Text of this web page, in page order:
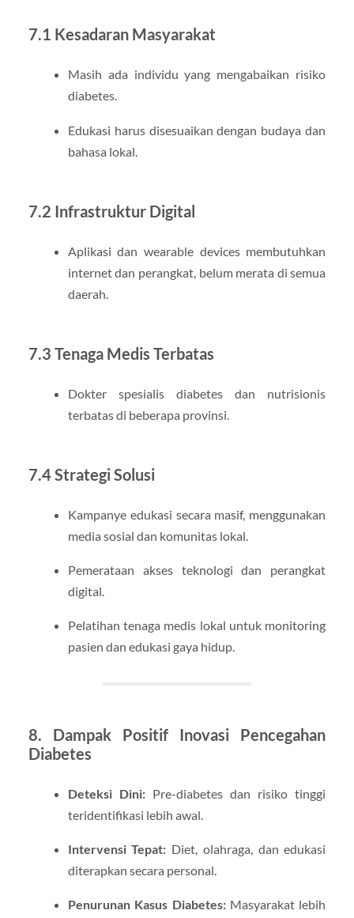
7.1 Kesadaran Masyarakat
Masih ada individu yang mengabaikan risiko
diabetes.
Edukasi harus disesuaikan dengan budaya dan
bahasa lokal.
7.2 Infrastruktur Digital
Aplikasi dan wearable devices membutuhkan
internet dan perangkat, belum merata di semua
daerah.
7.3 Tenaga Medis Terbatas
Dokter spesialis diabetes dan nutrisionis
terbatas di beberapa provinsi.
7.4 Strategi Solusi
Kampanye edukasi secara masif, menggunakan
media sosial dan komunitas lokal.
Pemerataan akses teknologi dan perangkat
digital.
Pelatihan tenaga medis lokal untuk monitoring
pasien dan edukasi gaya hidup.
8. Dampak Positif Inovasi Pencegahan
Diabetes
Deteksi Dini:Pre-diabetes dan risiko tinggi
teridentifikasi lebih awal.
Intervensi Tepat: Diet, olahraga, dan edukasi
diterapkan secara personal.
Penurunan Kasus Diabetes:Masyarakat lebih